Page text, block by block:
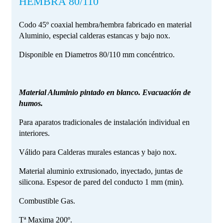
Codo 45º coaxial hembra/hembra fabricado en material
Aluminio, especial calderas estancas y bajo nox.
Disponible en Diametros 80/110 mm concéntrico.
Material Aluminio pintado en blanco. Evacuación de
humos.
Para aparatos tradicionales de instalación individual en
interiores.
Válido para Calderas murales estancas y bajo nox.
Material aluminio extrusionado, inyectado, juntas de
silicona. Espesor de pared del conducto 1 mm (min).
Combustible Gas.
Tª Maxima 200º.